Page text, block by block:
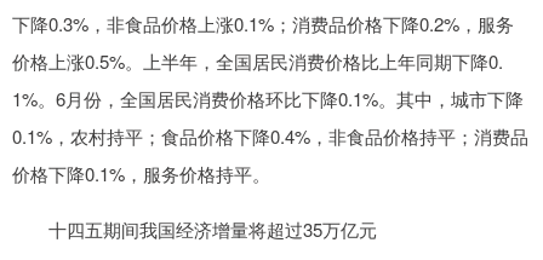
下降0.3%，非食品价格上涨0.1%；消费品价格下降0.2%，服务
价格上涨0.5%。上半年，全国居民消费价格比上年同期下降0.
1%。6月份，全国居民消费价格环比下降0.1%。其中，城市下降
0.1%，农村持平；食品价格下降0.4%，非食品价格持平；消费品
价格下降0.1%，服务价格持平。
十四五期间我国经济增量将超过35万亿元